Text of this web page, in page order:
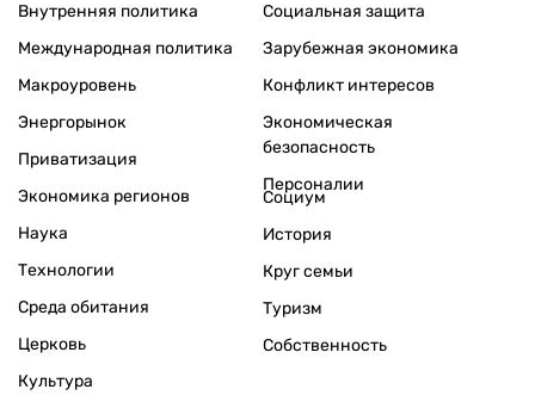
Внутренняя политика
Международная политика
Макроуровень
Энергорынок
Приватизация
Экономика регионов
Социальная защита
Зарубежная экономика
Конфликт интересов
Экономическая
безопасность
Персоналии
Наука
Технологии
Среда обитания
Церковь
Культура
Социум
История
Круг семьи
Туризм
Собственность